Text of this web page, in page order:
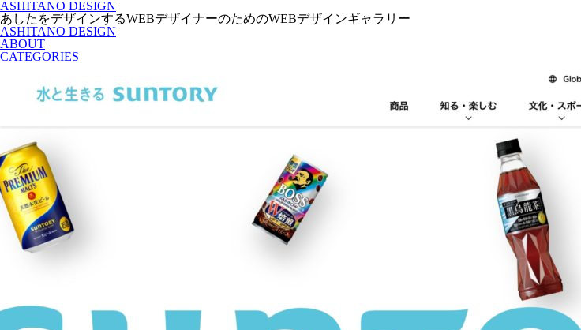
ASHITANO DESIGN
あしたをデザインするWEBデザイナーのためのWEBデザインギャラリー
ASHITANO DESIGN
ABOUT
CATEGORIES